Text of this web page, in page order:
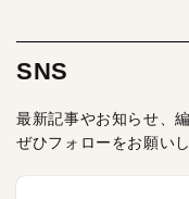
SNS
最新記事やお知らせ、
ぜひフォローをお願いし